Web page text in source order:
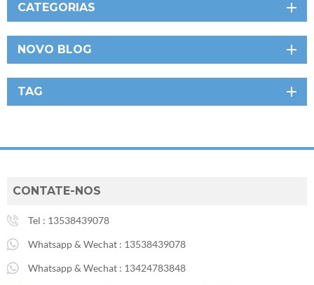
CATEGORIAS
NOVO BLOG
TAG
CONTATE-NOS
Tel : 13538439078
Whatsapp & Wechat : 13538439078
Whatsapp & Wechat : 13424783848